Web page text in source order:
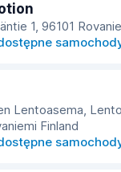
1, 96101
Lentoasema,
Finland